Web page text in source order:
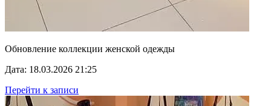
Обновление коллекции женской одежды
Дата: 18.03.2026 21:25
Перейти к записи